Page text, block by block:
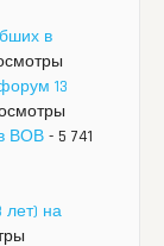
в
13
ВОВ - 5 741
лет) на